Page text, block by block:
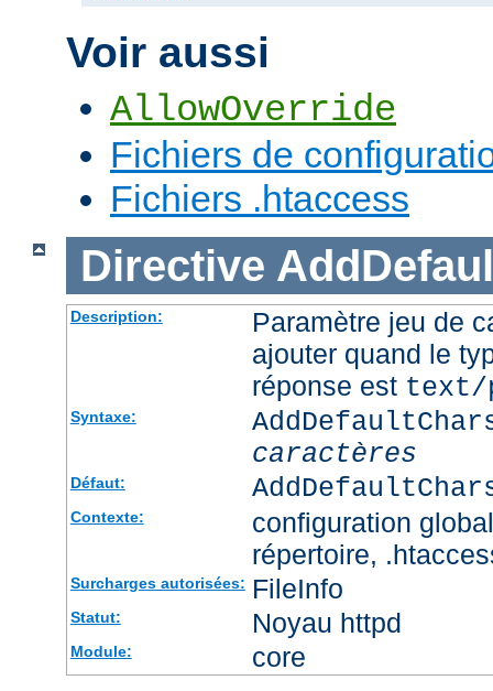
Voir aussi
AllowOverride
Fichiers de
Fichiers .htaccess
Directive
Description:
Paramètre jeu de
ajouter quand le
réponse est text/
Syntaxe:
caractères
Défaut:
Contexte:
configuration
répertoire,
Surcharges autorisées: FileInfo
Statut: Noyau httpd
Module: core